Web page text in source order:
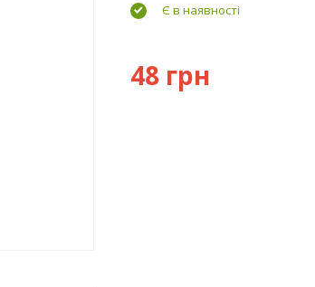
Є в наявності
48 грн